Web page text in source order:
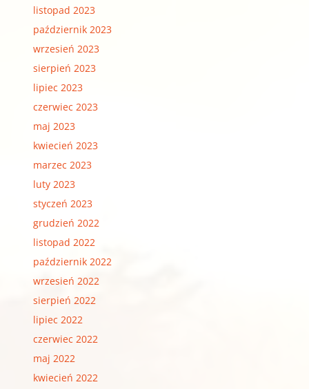
listopad 2023
październik 2023
wrzesień 2023
sierpień 2023
lipiec 2023
czerwiec 2023
maj 2023
kwiecień 2023
marzec 2023
luty 2023
styczeń 2023
grudzień 2022
listopad 2022
październik 2022
wrzesień 2022
sierpień 2022
lipiec 2022
czerwiec 2022
maj 2022
kwiecień 2022